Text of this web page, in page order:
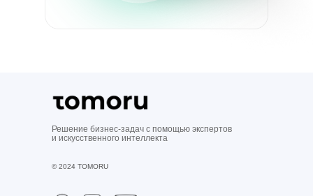
© 2024 TOMORU
Решение бизнес-задач с помощью экспертов
и искусственного интеллекта